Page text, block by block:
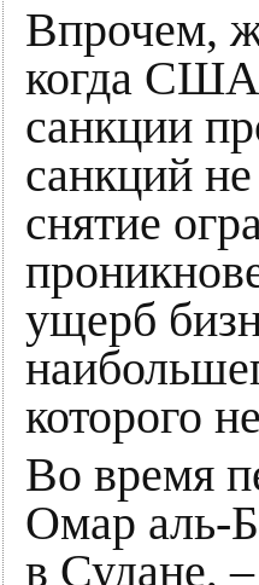
Впрочем,
когда США
санкции
санкций
снятие
ущерб
которого
Во время
Омар аль-
в Судане,